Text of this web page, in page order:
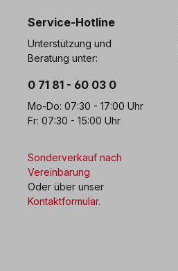
Service-Hotline
Unterstützung und
Beratung unter:
0 71 81 - 60 03 0
Mo-Do: 07:30 - 17:00 Uhr
Fr: 07:30 - 15:00 Uhr
Sonderverkauf nach
Vereinbarung
Oder über unser
Kontaktformular.